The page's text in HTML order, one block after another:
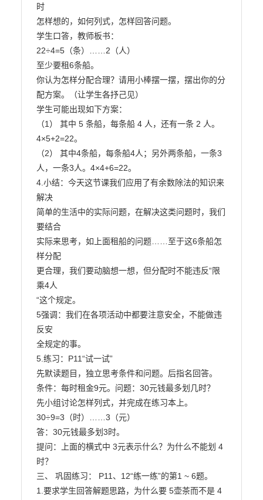
时
怎样想的，如何列式，怎样回答问题。
学生口答，教师板书：
22÷4=5（条）……2（人）
至少要租6条船。
你认为怎样分配合理？请用小棒摆一摆，摆出你的分
配方案。（让学生各抒己见）
学生可能出现如下方案：
（1） 其中 5 条船，每条船 4 人，还有一条 2 人。
4×5+2=22。
（2） 其中4条船，每条船4人；另外两条船，一条3
人，一条3人。4×4+6=22。
4.小结：今天这节课我们应用了有余数除法的知识来
解决
简单的生活中的实际问题，在解决这类问题时，我们
要结合
实际来思考，如上面租船的问题……至于这6条船怎
样分配
更合理，我们要动脑想一想，但分配时不能违反“限
乘4人
“这个规定。
5强调：我们在各项活动中都要注意安全，不能做违
反安
全规定的事。
5.练习：P11“试一试”
先默读题目，独立思考条件和问题。后指名回答。
条件：每时租金9元。问题：30元钱最多划几时？
先小组讨论怎样列式，并完成在练习本上。
30÷9=3（时）……3（元）
答：30元钱最多划3时。
提问：上面的横式中 3元表示什么？为什么不能划 4
时？
三、 巩固练习： P11、12“练一练”的第1 ~ 6题。
1.要求学生回答解题思路，为什么要 5壶茶而不是 4